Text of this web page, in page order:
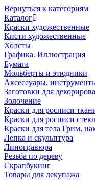
Вернуться к категориям
Каталог
Краски художественные
Кисти художественные
Холсты
Графика. Иллюстрация
Бумага
Мольберты и этюдники
Аксессуары,
Заготовки для
Золочение
Краски для росписи
Краски для росписи
Краски для тела Грим,
Лепка и скульптура
Линогравюра
Резьба по дереву
Скрапбукинг
Товары для декупажа